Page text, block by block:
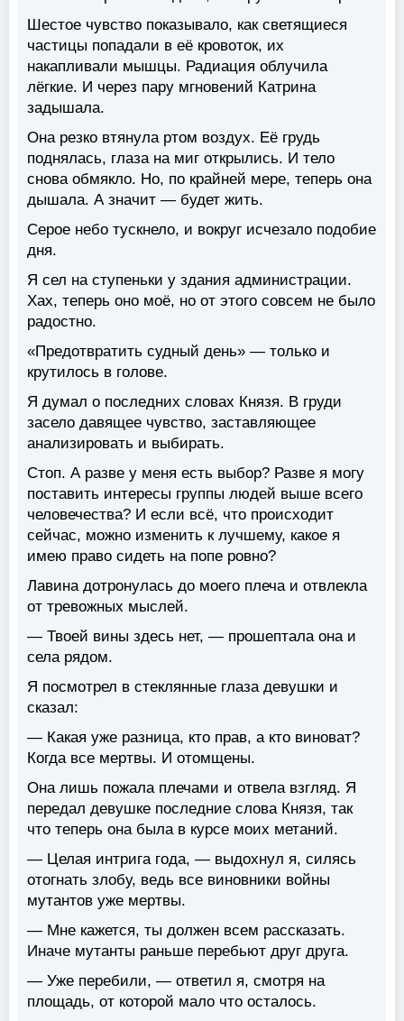
Шестое чувство показывало, как светящиеся
частицы попадали в её кровоток, их
накапливали мышцы. Радиация облучила
лёгкие. И через пару мгновений Катрина
задышала.
Она резко втянула ртом воздух. Её грудь
поднялась, глаза на миг открылись. И тело
снова обмякло. Но, по крайней мере, теперь она
дышала. А значит — будет жить.
Серое небо тускнело, и вокруг исчезало подобие
дня.
Я сел на ступеньки у здания администрации.
Хах, теперь оно моё, но от этого совсем не было
радостно.
«Предотвратить судный день» — только и
крутилось в голове.
Я думал о последних словах Князя. В груди
засело давящее чувство, заставляющее
анализировать и выбирать.
Стоп. А разве у меня есть выбор? Разве я могу
поставить интересы группы людей выше всего
человечества? И если всё, что происходит
сейчас, можно изменить к лучшему, какое я
имею право сидеть на попе ровно?
Лавина дотронулась до моего плеча и отвлекла
от тревожных мыслей.
— Твоей вины здесь нет, — прошептала она и
села рядом.
Я посмотрел в стеклянные глаза девушки и
сказал:
— Какая уже разница, кто прав, а кто виноват?
Когда все мертвы. И отомщены.
Она лишь пожала плечами и отвела взгляд. Я
передал девушке последние слова Князя, так
что теперь она была в курсе моих метаний.
— Целая интрига года, — выдохнул я, силясь
отогнать злобу, ведь все виновники войны
мутантов уже мертвы.
— Мне кажется, ты должен всем рассказать.
Иначе мутанты раньше перебьют друг друга.
— Уже перебили, — ответил я, смотря на
площадь, от которой мало что осталось.